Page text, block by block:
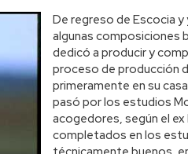
De regreso de Escocia
algunas composiciones
dedicó a producir y
proceso de producción
primeramente en su
pasó por los estudios
acogedores, según el
completados en los